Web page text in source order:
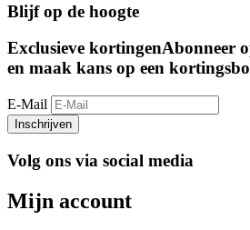
Blijf op de hoogte
Exclusieve kortingenAbonneer
en maak kans op een
E-Mail
Inschrijven
Volg ons via social media
Mijn account